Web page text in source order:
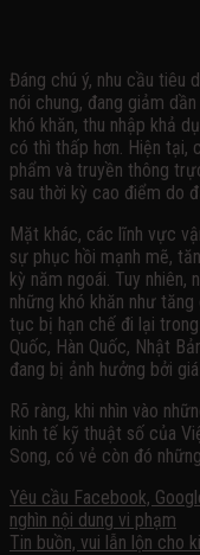
Tuy
Đáng chú ý, nhu cầu tiêu
nói chung, đang giảm
khó khăn, thu nhập khả
có thì thấp hơn. Hiện tại,
phẩm và truyền thông
sau thời kỳ cao điểm do
Mặt khác, các lĩnh vực
sự phục hồi mạnh mẽ,
kỳ năm ngoái. Tuy
những khó khăn như
tục bị hạn chế đi lại
Quốc, Hàn Quốc, Nhật
đang bị ảnh hưởng bởi
Rõ ràng, khi nhìn vào
kinh tế kỹ thuật số của
Song, có vẻ còn đó
Yêu cầu Facebook,
nghìn nội dung vi phạm
Tin buồn, vui lẫn lộn cho